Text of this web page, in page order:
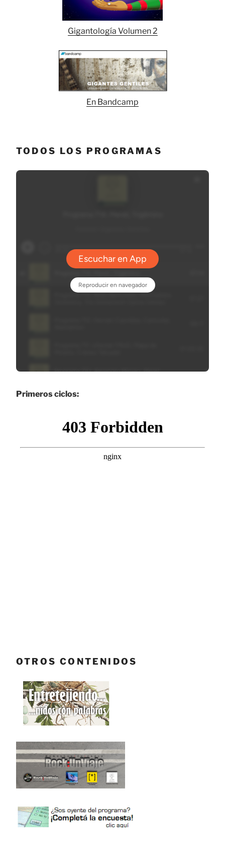
Gigantología Volumen 2
En Bandcamp
TODOS LOS PROGRAMAS
Primeros ciclos:
OTROS CONTENIDOS